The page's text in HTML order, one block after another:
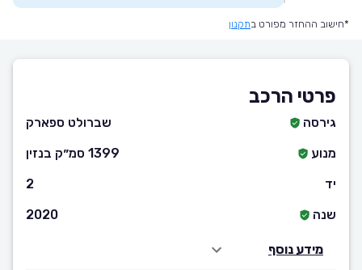
*חישוב ההחזר מפורט בתקנון
פרטי הרכב
גירסה
שברולט ספארק
מנוע
1399 סמ״ק בנזין
יד
2
שנה
2020
מידע נוסף